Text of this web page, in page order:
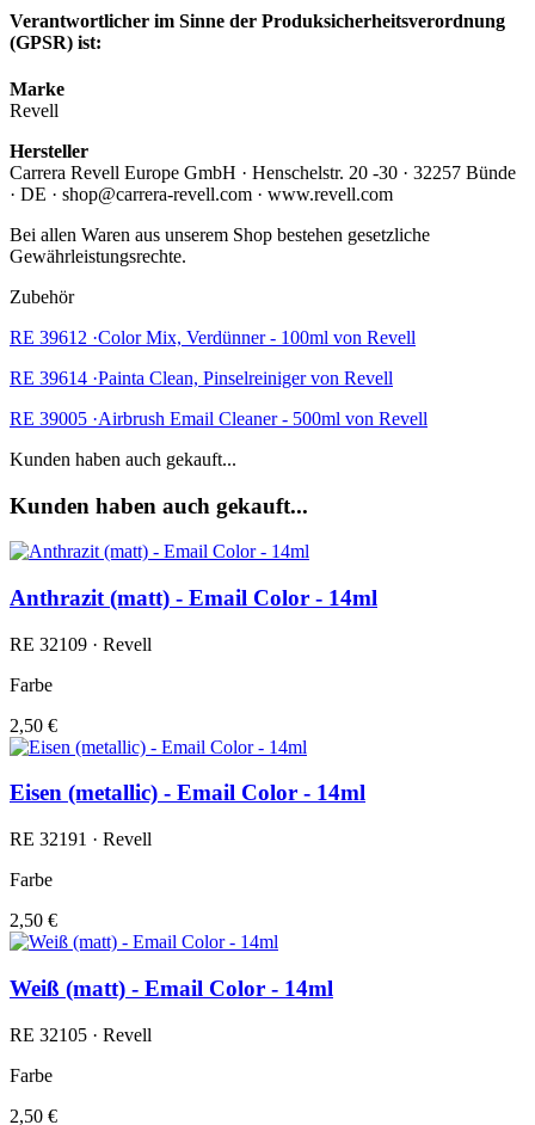
Verantwortlicher im Sinne der Produksicherheitsverordnung
(GPSR) ist:
Marke
Revell
Hersteller
Carrera Revell Europe GmbH · Henschelstr. 20 -30 · 32257 Bünde
· DE · shop@carrera-revell.com · www.revell.com
Bei allen Waren aus unserem Shop bestehen gesetzliche
Gewährleistungsrechte.
Zubehör
RE 39612 ·Color Mix, Verdünner - 100ml von Revell
RE 39614 ·Painta Clean, Pinselreiniger von Revell
RE 39005 ·Airbrush Email Cleaner - 500ml von Revell
Kunden haben auch gekauft...
Kunden haben auch gekauft...
Anthrazit (matt) - Email Color - 14ml
RE 32109 · Revell
Farbe
2,50 €
Eisen (metallic) - Email Color - 14ml
RE 32191 · Revell
Farbe
2,50 €
Weiß (matt) - Email Color - 14ml
RE 32105 · Revell
Farbe
2,50 €